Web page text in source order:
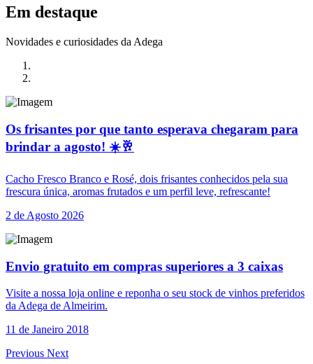
Em destaque
Novidades e curiosidades da Adega
Os frisantes por que tanto esperava chegaram para
brindar a agosto! ☀️🥂
Cacho Fresco Branco e Rosé, dois frisantes conhecidos pela sua
frescura única, aromas frutados e um perfil leve, refrescante!
2 de Agosto 2026
Envio gratuito em compras superiores a 3 caixas
Visite a nossa loja online e reponha o seu stock de vinhos preferidos
da Adega de Almeirim.
11 de Janeiro 2018
Previous Next